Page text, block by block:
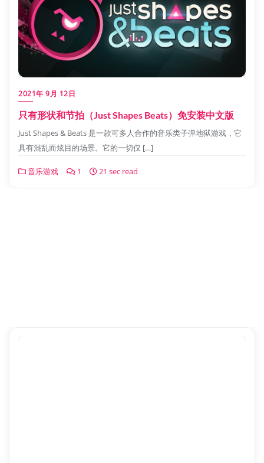
2021年 9月 12日
只有形状和节拍（Just Shapes Beats）免安装中文版
Just Shapes & Beats 是一款可多人合作的音乐类子弹地狱游戏，它
具有混乱而炫目的场景。它的一切仅 […]
音乐游戏 1 21 sec read